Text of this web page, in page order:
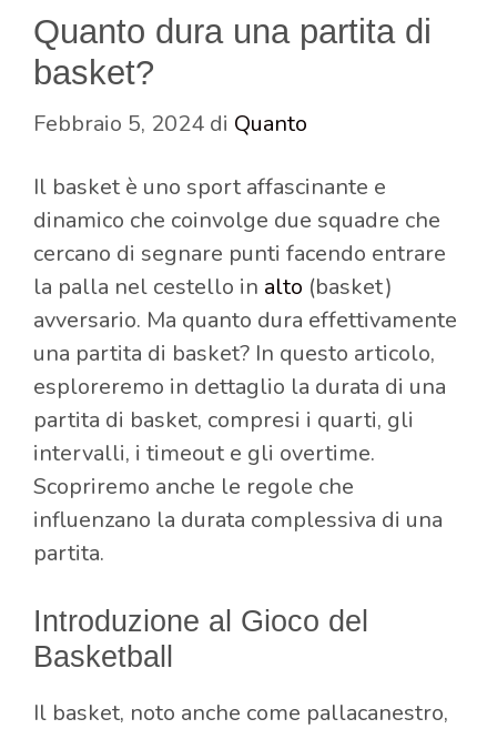
Quanto dura una partita di
basket?
Febbraio 5, 2024 di Quanto
Il basket è uno sport affascinante e
dinamico che coinvolge due squadre che
cercano di segnare punti facendo entrare
la palla nel cestello in alto (basket)
avversario. Ma quanto dura effettivamente
una partita di basket? In questo articolo,
esploreremo in dettaglio la durata di una
partita di basket, compresi i quarti, gli
intervalli, i timeout e gli overtime.
Scopriremo anche le regole che
influenzano la durata complessiva di una
partita.
Introduzione al Gioco del
Basketball
Il basket, noto anche come pallacanestro,